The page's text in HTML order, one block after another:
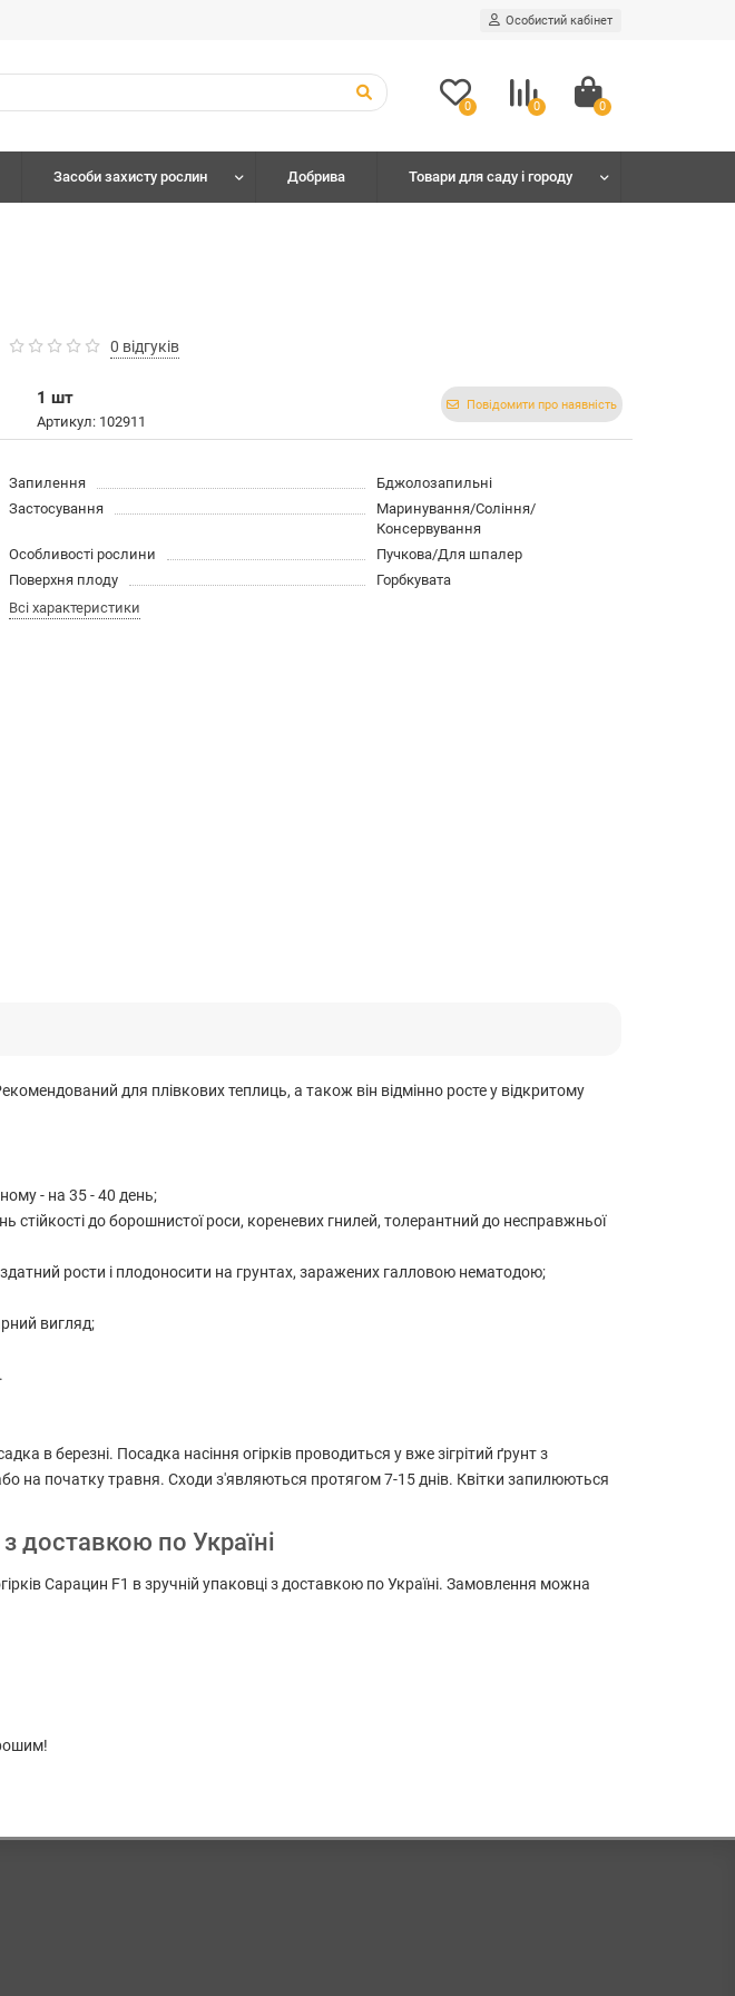
Особистий кабінет
0 0 0
Засоби захисту рослин Добрива Товари для саду і городу
0 відгуків
1 шт
Артикул: 102911
Повідомити про наявність
Запилення
Бджолозапильні
Застосування
Маринування/Соління/
Консервування
Особливості рослини
Пучкова/Для шпалер
Поверхня плоду
Горбкувата
Всі характеристики
для плівкових теплиць, а також він відмінно росте у відкритому
- на 35 - 40 день;
стійкості до борошнистої роси, кореневих гнилей, толерантний до несправжньої
рости і плодоносити на грунтах, заражених галловою нематодою;
вигляд;
в березні. Посадка насіння огірків проводиться у вже зігрітий ґрунт з
на початку травня. Сходи з'являються протягом 7-15 днів. Квітки запилюються
доставкою по Україні
Сарацин F1 в зручній упаковці з доставкою по Україні. Замовлення можна